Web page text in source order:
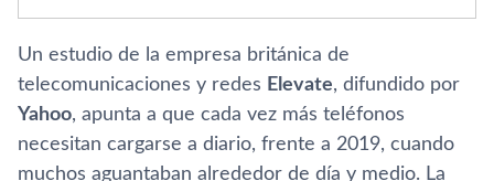
Un estudio de la empresa británica de
telecomunicaciones y redes Elevate, difundido por
Yahoo, apunta a que cada vez más teléfonos
necesitan cargarse a diario, frente a 2019, cuando
muchos aguantaban alrededor de día y medio. La